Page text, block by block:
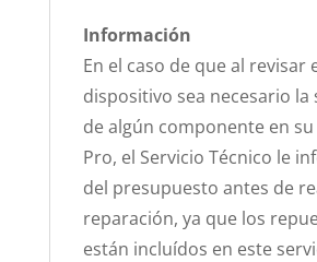
Información
En el caso de que al revisar
dispositivo sea necesario
de algún componente en
Pro, el Servicio Técnico le
del presupuesto antes de
reparación, ya que los
están incluídos en este